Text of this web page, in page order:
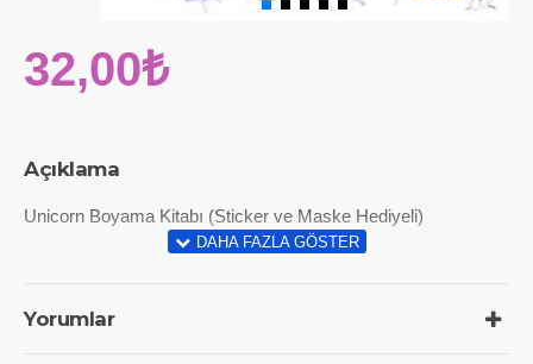
Açıklama
Unicorn Boyama Kitabı (Sticker ve Maske Hediyeli)
Yorumlar
32,00₺